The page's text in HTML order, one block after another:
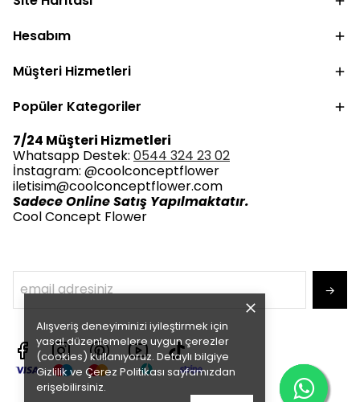
Alışveriş deneyiminizi iyileştirmek için
yasal düzenlemelere uygun çerezler
(cookies) kullanıyoruz. Detaylı bilgiye
Gizlilik ve Çerez Politikası sayfamızdan
erişebilirsiniz.
Hesabım
Müşteri Hizmetleri
Popüler Kategoriler
7/24 Müşteri Hizmetleri
Whatsapp Destek: 0544 324 23 02
İnstagram: @coolconceptflower
iletisim@coolconceptflower.com
Sadece Online Satış Yapılmaktatır.
Cool Concept Flower
→